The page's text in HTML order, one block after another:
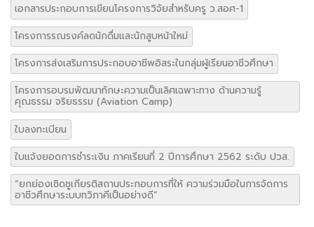
เอกสารประกอบการเขียนโครงการวิจัยสำหรับครู ว.สอศ-1
โครงการรณรงค์ลดนักดื่มและนักสูบหน้าใหม่
โครงการส่งเสริมการประกอบอาชีพอิสระในกลุ่มผู้เรียนอาชีวศึกษา
โครงการอบรมพัฒนาทักษะความเป็นเลิศเฉพาะทาง ด้านความรู้
คุณธรรม จริยธรรม (Aviation Camp)
ใบลงทะเบียน
ใบแจ้งยอดการชำระเงิน ภาคเรียนที่ 2 ปีการศึกษา 2562 ระดับ ปวส.
“ยกย่องเชิดชูเกียรติสถานประกอบการที่ให้ ความร่วมมือในการจัดการ
อาชีวศึกษาระบบทวิภาคีเป็นอย่างดี”